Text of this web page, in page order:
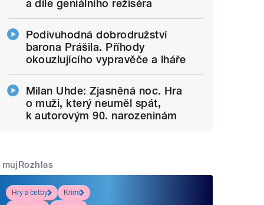
a díle geniálního režiséra
Podivuhodná dobrodružství
barona Prášila. Příhody
okouzlujícího vypravěče a lháře
Milan Uhde: Zjasněná noc. Hra
o muži, který neuměl spát,
k autorovým 90. narozeninám
mujRozhlas
Hry a četby
Krimi